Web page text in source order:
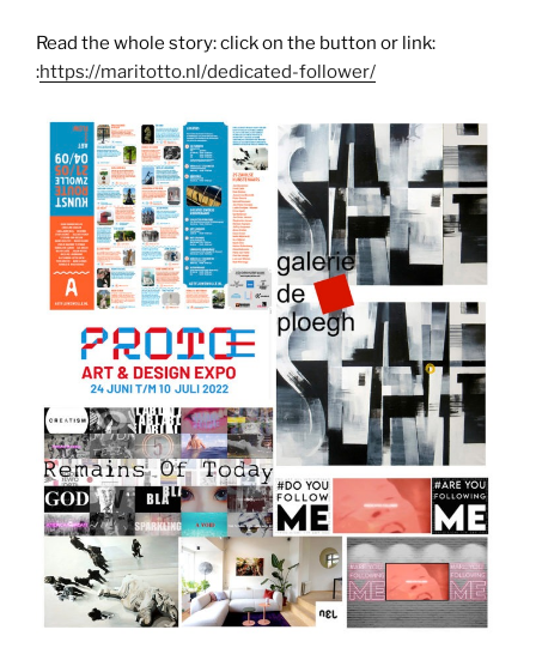
Read the whole story: click on the button or link:
:https://maritotto.nl/dedicated-follower/